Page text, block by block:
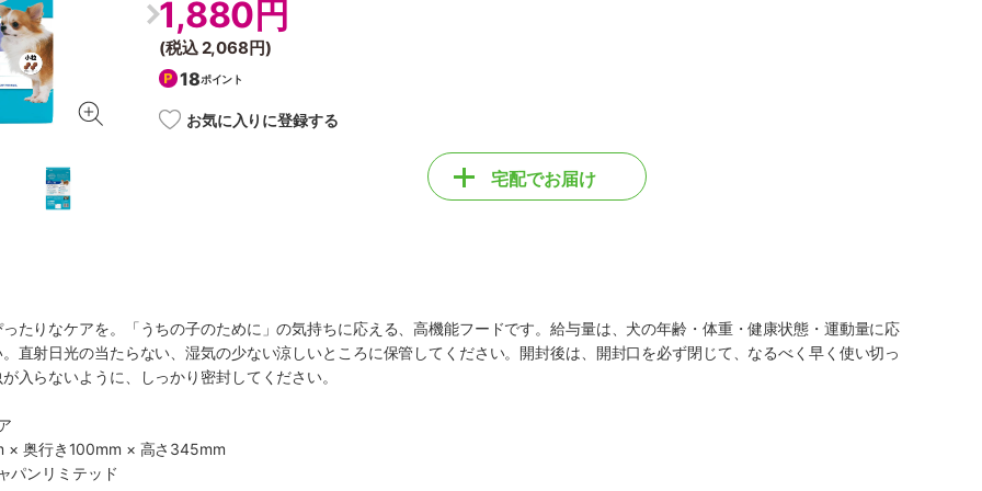
1,880円
(税込2,068円)
18ポイント
お気に入りに登録する
宅配でお届け
たりなケアを。「うちの子のために」の気持ちに応える、高機能フードです。給与量は、犬の年齢・体重・健康状態・運動量に応
直射日光の当たらない、湿気の少ない涼しいところに保管してください。開封後は、開封口を必ず閉じて、なるべく早く使い切っ
入らないように、しっかり密封してください。
× 奥行き100mm × 高さ345mm
パンリミテッド